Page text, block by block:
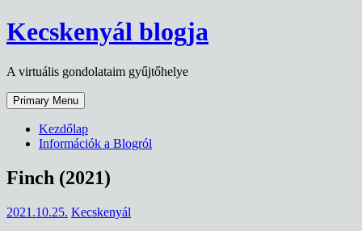
Skip
to
Kecskenyál blogja
A virtuális gondolataim gyűjtőhelye
Primary Menu
Kezdőlap
Információk a Blogról
Finch (2021)
2021.10.25. Kecskenyál